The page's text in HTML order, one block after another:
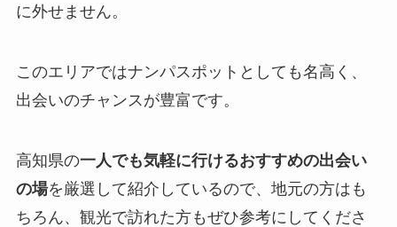
に外せません。
このエリアではナンパスポットとしても名高く、
出会いのチャンスが豊富です。
高知県の一人でも気軽に行けるおすすめの出会い
の場を厳選して紹介しているので、地元の方はも
ちろん、観光で訪れた方もぜひ参考にしてくださ